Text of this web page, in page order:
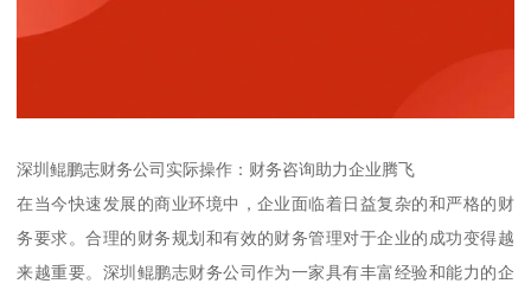
深圳鲲鹏志财务公司实际操作：财务咨询助力企业腾飞
在当今快速发展的商业环境中，企业面临着日益复杂的和严格的财
务要求。合理的财务规划和有效的财务管理对于企业的成功变得越
来越重要。深圳鲲鹏志财务公司作为一家具有丰富经验和能力的企